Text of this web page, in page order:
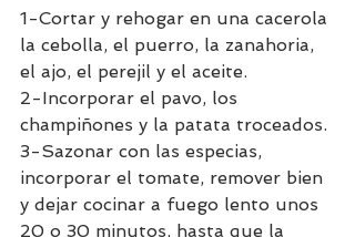
1-Cortar y rehogar en una cacerola
la cebolla, el puerro, la zanahoria,
el ajo, el perejil y el aceite.
2-Incorporar el pavo, los
champiñones y la patata troceados.
3-Sazonar con las especias,
incorporar el tomate, remover bien
y dejar cocinar a fuego lento unos
20 o 30 minutos, hasta que la